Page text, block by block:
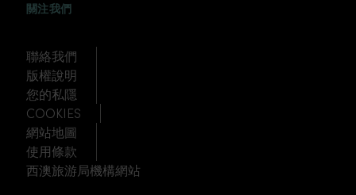
關注我們
聯絡我們
版權說明
您的私隱
COOKIES
網站地圖
使用條款
西澳旅游局機構網站